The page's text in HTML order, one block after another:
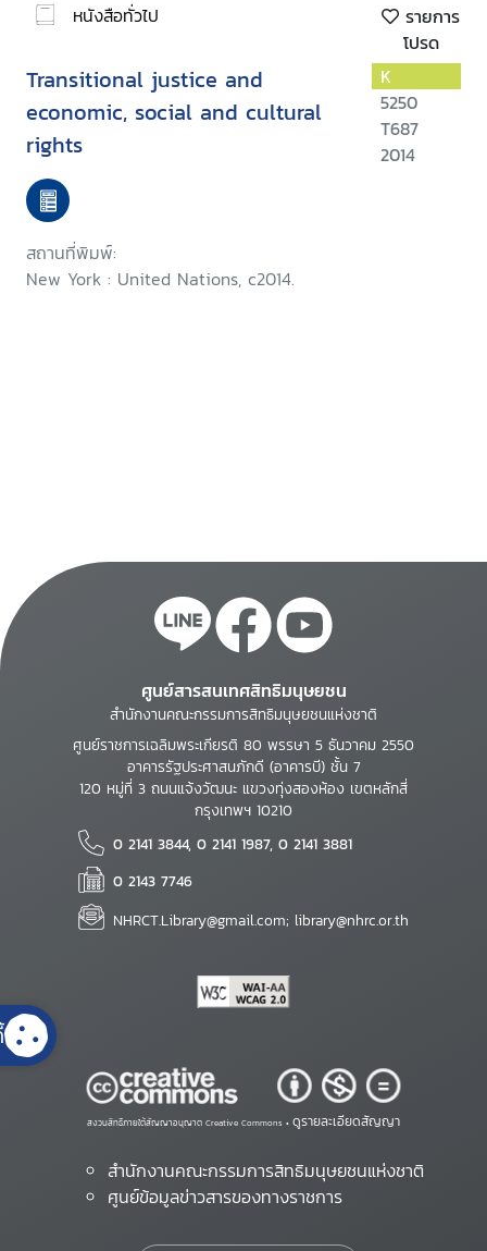
หนังสือทั่วไป
รายการ
โปรด
Transitional justice and
economic, social and cultural
rights
สถานที่พิมพ์:
New York : United Nations, c2014.
K
5250
T687
2014
ศูนย์สารสนเทศสิทธิมนุษยชน
สำนักงานคณะกรรมการสิทธิมนุษยชนแห่งชาติ
ศูนย์ราชการเฉลิมพระเกียรติ 80 พรรษา 5 ธันวาคม 2550
อาคารรัฐประศาสนภักดี (อาคารบี) ชั้น 7
120 หมู่ที่ 3 ถนนแจ้งวัฒนะ แขวงทุ่งสองห้อง เขตหลักสี่
กรุงเทพฯ 10210
0 2141 3844, 0 2141 1987, 0 2141 3881
0 2143 7746
NHRCT.Library@gmail.com; library@nhrc.or.th
สงวนสิทธิ์ภายใต้สัญญาอนุญาต Creative Commons • ดูรายละเอียดสัญญา
สำนักงานคณะกรรมการสิทธิมนุษยชนแห่งชาติ
ศูนย์ข้อมูลข่าวสารของทางราชการ